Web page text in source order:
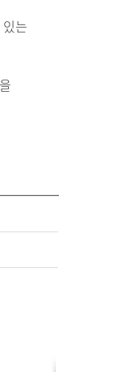
는